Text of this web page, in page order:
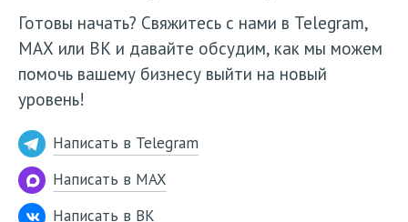
Готовы начать? Свяжитесь с нами в Telegram,
МАХ или ВК и давайте обсудим, как мы можем
помочь вашему бизнесу выйти на новый
уровень!
Написать в Telegram
Написать в MAX
Написать в ВК